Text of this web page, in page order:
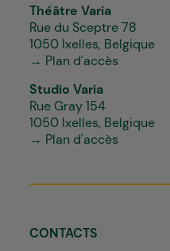
Théâtre Varia
Rue du Sceptre 78
1050 Ixelles, Belgique
→ Plan d'accès
Studio Varia
Rue Gray 154
1050 Ixelles, Belgique
→ Plan d'accès
CONTACTS